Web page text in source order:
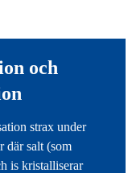
och
strax under
där salt (som
is kristalliserar